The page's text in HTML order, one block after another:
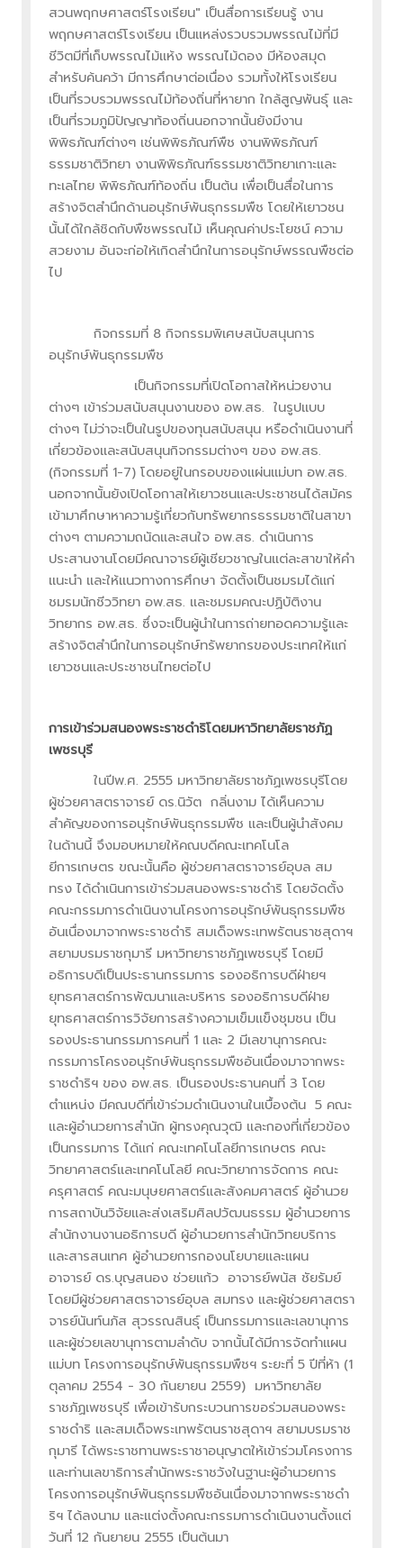
สวนพฤกษศาสตร์โรงเรียน" เป็นสื่อการเรียนรู้ งาน
พฤกษศาสตร์โรงเรียน เป็นแหล่งรวบรวมพรรณไม้ที่มี
ชีวิตมีที่เก็บพรรณไม้แห้ง พรรณไม้ดอง มีห้องสมุด
สำหรับค้นคว้า มีการศึกษาต่อเนื่อง รวมทั้งให้โรงเรียน
เป็นที่รวบรวมพรรณไม้ท้องถิ่นที่หายาก ใกล้สูญพันธุ์ และ
เป็นที่รวมภูมิปัญญาท้องถิ่นนอกจากนั้นยังมีงาน
พิพิธภัณฑ์ต่างๆ เช่นพิพิธภัณฑ์พืช งานพิพิธภัณฑ์
ธรรมชาติวิทยา งานพิพิธภัณฑ์ธรรมชาติวิทยาเกาะและ
ทะเลไทย พิพิธภัณฑ์ท้องถิ่น เป็นต้น เพื่อเป็นสื่อในการ
สร้างจิตสำนึกด้านอนุรักษ์พันธุกรรมพืช โดยให้เยาวชน
นั้นได้ใกล้ชิดกับพืชพรรณไม้ เห็นคุณค่าประโยชน์ ความ
สวยงาม อันจะก่อให้เกิดสำนึกในการอนุรักษ์พรรณพืชต่อ
ไป
กิจกรรมที่ 8 กิจกรรมพิเศษสนับสนุนการ
อนุรักษ์พันธุกรรมพืช
เป็นกิจกรรมที่เปิดโอกาสให้หน่วยงาน
ต่างๆ เข้าร่วมสนับสนุนงานของ อพ.สธ. ในรูปแบบ
ต่างๆ ไม่ว่าจะเป็นในรูปของทุนสนับสนุน หรือดำเนินงานที่
เกี่ยวข้องและสนับสนุนกิจกรรมต่างๆ ของ อพ.สธ.
(กิจกรรมที่ 1-7) โดยอยู่ในกรอบของแผ่นแม่บท อพ.สธ.
นอกจากนั้นยังเปิดโอกาสให้เยาวชนและประชาชนได้สมัคร
เข้ามาศึกษาหาความรู้เกี่ยวกับทรัพยากรธรรมชาติในสาขา
ต่างๆ ตามความถนัดและสนใจ อพ.สธ. ดำเนินการ
ประสานงานโดยมีคณาจารย์ผู้เชียวชาญในแต่ละสาขาให้คำ
แนะนำ และให้แนวทางการศึกษา จัดตั้งเป็นชมรมได้แก่
ชมรมนักชีววิทยา อพ.สธ. และชมรมคณะปฏิบัติงาน
วิทยากร อพ.สธ. ซึ่งจะเป็นผู้นำในการถ่ายทอดความรู้และ
สร้างจิตสำนึกในการอนุรักษ์ทรัพยากรของประเทศให้แก่
เยาวชนและประชาชนไทยต่อไป
การเข้าร่วมสนองพระราชดำริโดยมหาวิทยาลัยราชภัฏ
เพชรบุรี
ในปีพ.ศ. 2555 มหาวิทยาลัยราชภัฏเพชรบุรีโดย
ผู้ช่วยศาสตราจารย์ ดร.นิวัต กลิ่นงาม ได้เห็นความ
สำคัญของการอนุรักษ์พันธุกรรมพืช และเป็นผู้นำสังคม
ในด้านนี้ จึงมอบหมายให้คณบดีคณะเทคโนโล
ยีการเกษตร ขณะนั้นคือ ผู้ช่วยศาสตราจารย์อุบล สม
ทรง ได้ดำเนินการเข้าร่วมสนองพระราชดำริ โดยจัดตั้ง
คณะกรรมการดำเนินงานโครงการอนุรักษ์พันธุกรรมพืช
อันเนื่องมาจากพระราชดำริ สมเด็จพระเทพรัตนราชสุดาฯ
สยามบรมราชกุมารี มหาวิทยาราชภัฏเพชรบุรี โดยมี
อธิการบดีเป็นประธานกรรมการ รองอธิการบดีฝ่ายฯ
ยุทธศาสตร์การพัฒนาและบริหาร รองอธิการบดีฝ่าย
ยุทธศาสตร์การวิจัยการสร้างความเข็มแข็งชุมชน เป็น
รองประธานกรรมการคนที่ 1 และ 2 มีเลขานุการคณะ
กรรมการโครงอนุรักษ์พันธุกรรมพืชอันเนื่องมาจากพระ
ราชดำริฯ ของ อพ.สธ. เป็นรองประธานคนที่ 3 โดย
ตำแหน่ง มีคณบดีที่เข้าร่วมดำเนินงานในเบื้องต้น 5 คณะ
และผู้อำนวยการสำนัก ผู้ทรงคุณวุฒิ และกองที่เกี่ยวข้อง
เป็นกรรมการ ได้แก่ คณะเทคโนโลยีการเกษตร คณะ
วิทยาศาสตร์และเทคโนโลยี คณะวิทยาการจัดการ คณะ
ครุศาสตร์ คณะมนุษยศาสตร์และสังคมศาสตร์ ผู้อำนวย
การสถาบันวิจัยและส่งเสริมศิลปวัฒนธรรม ผู้อำนวยการ
สำนักงานงานอธิการบดี ผู้อำนวยการสำนักวิทยบริการ
และสารสนเทศ ผู้อำนวยการกองนโยบายและแผน
อาจารย์ ดร.บุญสนอง ช่วยแก้ว อาจารย์พนัส ชัยรัมย์
โดยมีผู้ช่วยศาสตราจารย์อุบล สมทรง และผู้ช่วยศาสตรา
จารย์นันท์นภัส สุวรรณสินธุ์ เป็นกรรมการและเลขานุการ
และผู้ช่วยเลขานุการตามลำดับ จากนั้นได้มีการจัดทำแผน
แม่บท โครงการอนุรักษ์พันธุกรรมพืชฯ ระยะที่ 5 ปีที่ห้า (1
ตุลาคม 2554 - 30 กันยายน 2559) มหาวิทยาลัย
ราชภัฏเพชรบุรี เพื่อเข้ารับกระบวนการขอร่วมสนองพระ
ราชดำริ และสมเด็จพระเทพรัตนราชสุดาฯ สยามบรมราช
กุมารี ได้พระราชทานพระราชาอนุญาตให้เข้าร่วมโครงการ
และท่านเลขาธิการสำนักพระราชวังในฐานะผู้อำนวยการ
โครงการอนุรักษ์พันธุกรรมพืชอันเนื่องมาจากพระราชดำ
ริฯ ได้ลงนาม และแต่งตั้งคณะกรรมการดำเนินงานตั้งแต่
วันที่ 12 กันยายน 2555 เป็นต้นมา